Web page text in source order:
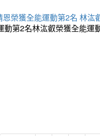
榮獲全能運動第2名 林汯
第2名林汯叡榮獲全能運